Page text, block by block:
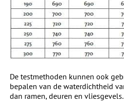
De testmethoden kunnen ook
bepalen van de waterdichtheid
dan ramen, deuren en vliesgevels.